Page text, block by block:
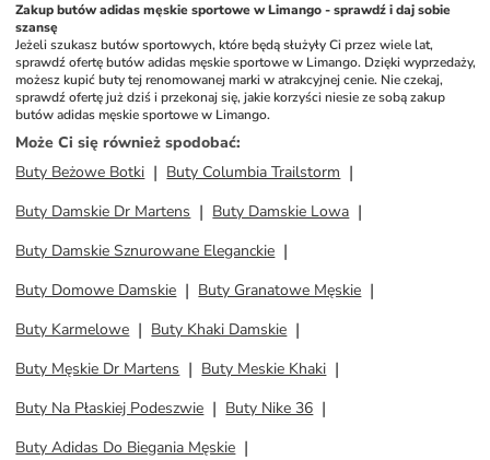
Zakup butów adidas męskie sportowe w Limango - sprawdź i daj sobie
szansę
Jeżeli szukasz butów sportowych, które będą służyły Ci przez wiele lat,
sprawdź ofertę butów adidas męskie sportowe w Limango. Dzięki wyprzedaży,
możesz kupić buty tej renomowanej marki w atrakcyjnej cenie. Nie czekaj,
sprawdź ofertę już dziś i przekonaj się, jakie korzyści niesie ze sobą zakup
butów adidas męskie sportowe w Limango.
Może Ci się również spodobać:
Buty Beżowe Botki
Buty Columbia Trailstorm
Buty Damskie Dr Martens
Buty Damskie Lowa
Buty Damskie Sznurowane Eleganckie
Buty Domowe Damskie
Buty Granatowe Męskie
Buty Karmelowe
Buty Khaki Damskie
Buty Męskie Dr Martens
Buty Meskie Khaki
Buty Na Płaskiej Podeszwie
Buty Nike 36
Buty Adidas Do Biegania Męskie